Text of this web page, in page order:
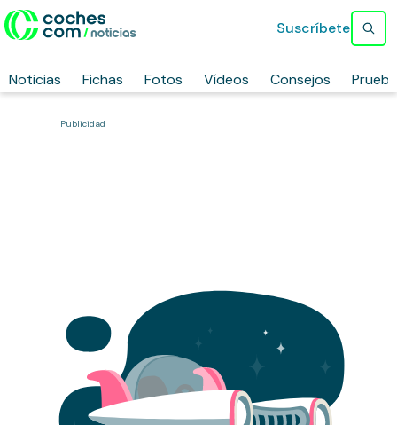
Noticias Fichas Fotos Vídeos Consejos
Suscríbete
Publicidad